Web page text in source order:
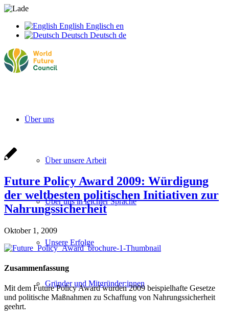
English Englisch en
Deutsch Deutsch de
Über uns
Über unsere Arbeit
Über uns in leichter Sprache
Unsere Erfolge
Gründer und Mitgründer:innen
Future Policy Award 2009: Würdigung
der weltbesten politischen Initiativen zur
Nahrungssicherheit
Oktober 1, 2009
Zusammenfassung
Mit dem Future Policy Award wurden 2009 beispielhafte Gesetze
und politische Maßnahmen zu Schaffung von Nahrungssicherheit
geehrt.